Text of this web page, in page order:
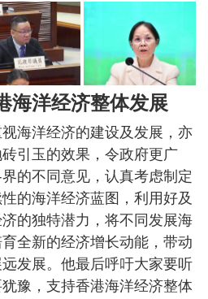
海洋经济整体发展
海洋经济的建设及发展，亦
引玉的效果，令政府更广
的不同意见，认真考虑制定
的海洋经济蓝图，利用好及
的独特潜力，将不同发展海
全新的经济增长动能，带动
发展。他最后呼吁大家要听
豫，支持香港海洋经济整体